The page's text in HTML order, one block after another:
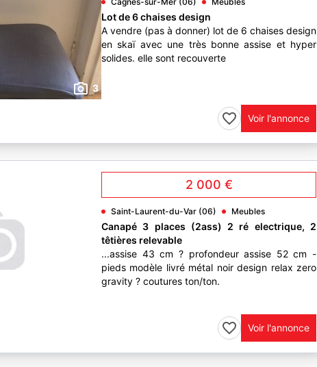
3
Lot de 6 chaises design
A vendre (pas à donner) lot de 6 chaises design
en skaï avec une très bonne assise et hyper
solides. elle sont recouverte
Voir l'annonce
2 000 €
Saint-Laurent-du-Var (06) Meubles
Canapé 3 places (2ass) 2 ré electrique, 2
têtières relevable
...assise 43 cm ? profondeur assise 52 cm -
pieds modèle livré métal noir design relax zero
gravity ? coutures ton/ton.
Voir l'annonce